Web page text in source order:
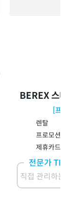
BEREX 스
[프
렌탈
프로모션
제휴카드
전문가 TIP
직접 관리하